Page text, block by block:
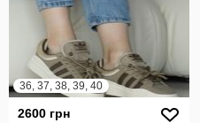
36, 37, 38, 39, 40
2600 грн